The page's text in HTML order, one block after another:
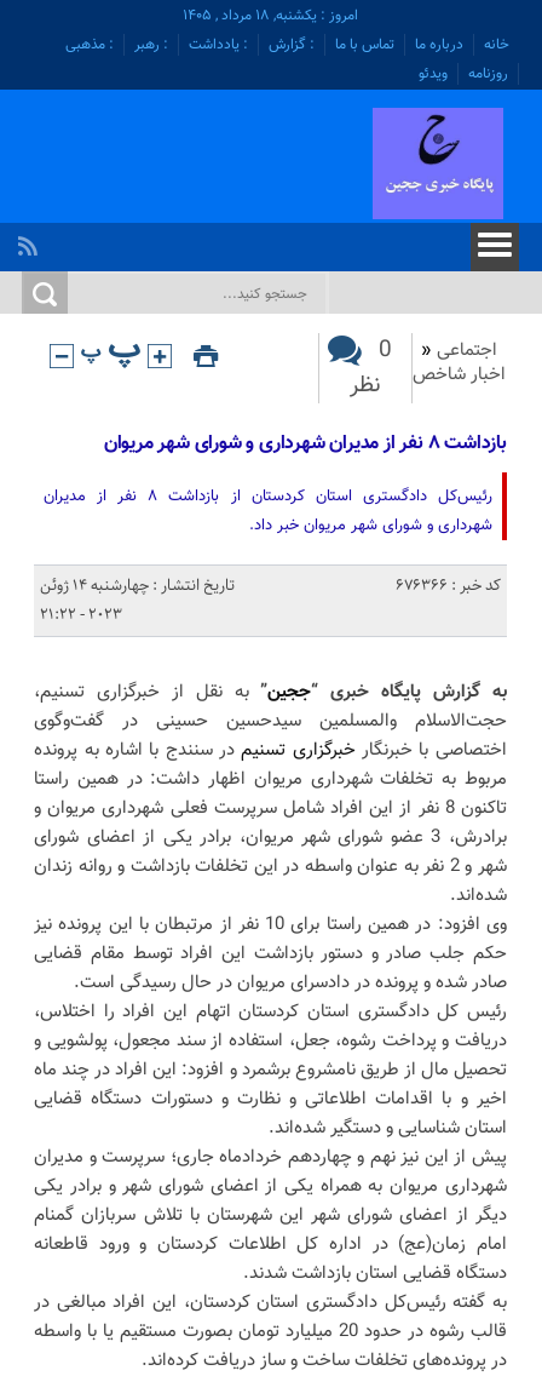
امروز : یکشنبه, ۱۸ مرداد , ۱۴۰۵
خانه
درباره ما تماس با ما : گزارش : یادداشت : رهبر
: مذهبی
روزنامه
ویدئو
اجتماعی «
اخبار شاخص
0
نظر
بازداشت ۸ نفر از مدیران شهرداری و شورای شهر مریوان
رئیس‌کل دادگستری استان کردستان از بازداشت ۸ نفر از مدیران
شهرداری و شورای شهر مریوان خبر داد.
کد خبر : 676366
تاریخ انتشار : چهارشنبه 14 ژوئن
2023 - 21:22
به گزارش پایگاه خبری “ججین”به نقل از خبرگزاری تسنیم،
حجت‌الاسلام‌ والمسلمین سیدحسین حسینی در گفت‌وگوی
اختصاصی با خبرنگارخبرگزاری تسنیمدر سنندج با اشاره به پرونده
مربوط به تخلفات شهرداری مریوان اظهار داشت: در همین راستا
تاکنون 8 نفر از این افراد شامل سرپرست فعلی شهرداری مریوان و
برادرش، 3 عضو شورای شهر مریوان، برادر یکی از اعضای شورای
شهر و 2 نفر به عنوان واسطه در این تخلفات بازداشت و روانه زندان
شده‌اند.
وی افزود: در همین راستا برای 10 نفر از مرتبطان با این پرونده نیز
حکم جلب صادر و دستور بازداشت این افراد توسط مقام قضایی
صادر شده و پرونده در دادسرای مریوان در حال رسیدگی است.
رئیس کل دادگستری استان کردستان اتهام این افراد را اختلاس،
دریافت و پرداخت رشوه، جعل، استفاده از سند مجعول، پولشویی و
تحصیل مال از طریق نامشروع برشمرد و افزود: این افراد در چند ماه
اخیر و با اقدامات اطلاعاتی و نظارت و دستورات دستگاه قضایی
استان شناسایی و دستگیر شده‌اند.
پیش از این نیز نهم و چهاردهم خردادماه جاری؛ سرپرست و مدیران
شهرداری مریوان به همراه یکی از اعضای شورای شهر و برادر یکی
دیگر از اعضای شورای شهر این شهرستان با تلاش سربازان گمنام
امام زمان(عج) در اداره کل اطلاعات کردستان و ورود قاطعانه
دستگاه قضایی استان بازداشت شدند.
به گفته رئیس‌کل دادگستری استان کردستان، این افراد مبالغی در
قالب رشوه در حدود 20 میلیارد تومان بصورت مستقیم یا با واسطه
در پرونده‌های تخلفات ساخت و ساز دریافت کرده‌اند.